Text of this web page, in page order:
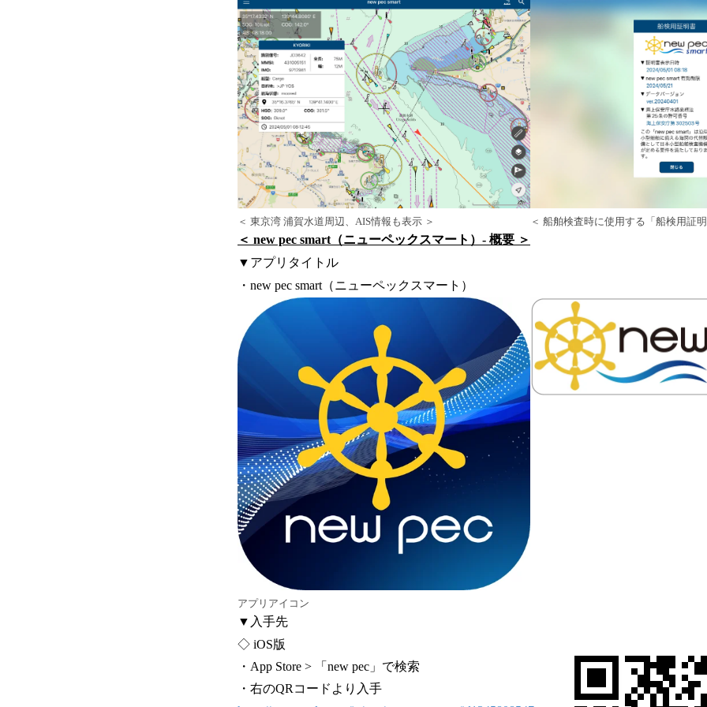
＜ 東京湾 浦賀水道周辺、AIS情報も表示 ＞ ＜ 船舶検査時に使用する「船検用証
＜ new pec smart（ニューペックスマート）- 概要 ＞
▼アプリタイトル
・new pec smart（ニューペックスマート）
アプリアイコン
▼入手先
◇ iOS版
・App Store > 「new pec」で検索
・右のQRコードより入手